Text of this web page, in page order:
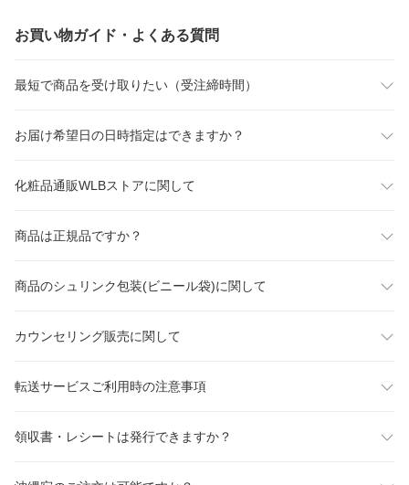
お買い物ガイド・よくある質問
最短で商品を受け取りたい（受注締時間）
お届け希望日の日時指定はできますか？
化粧品通販WLBストアに関して
商品は正規品ですか？
商品のシュリンク包装(ビニール袋)に関して
カウンセリング販売に関して
転送サービスご利用時の注意事項
領収書・レシートは発行できますか？